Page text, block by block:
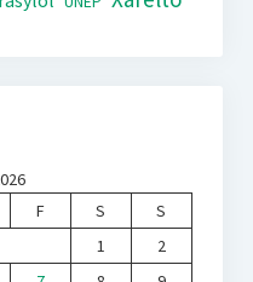
F S
S
1
2